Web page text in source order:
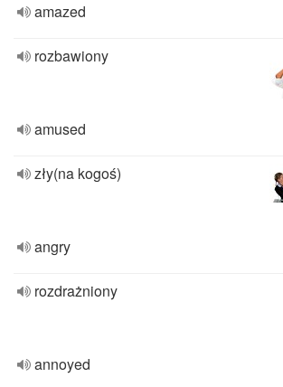
amazed
rozbawiony
amused
zły(na kogoś)
angry
rozdrażniony
annoyed